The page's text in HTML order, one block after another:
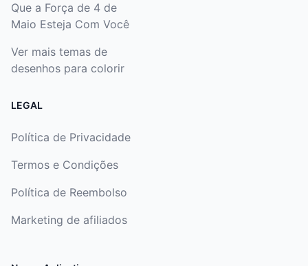
Que a Força de 4 de
Maio Esteja Com Você
Ver mais temas de
desenhos para colorir
LEGAL
Política de Privacidade
Termos e Condições
Política de Reembolso
Marketing de afiliados